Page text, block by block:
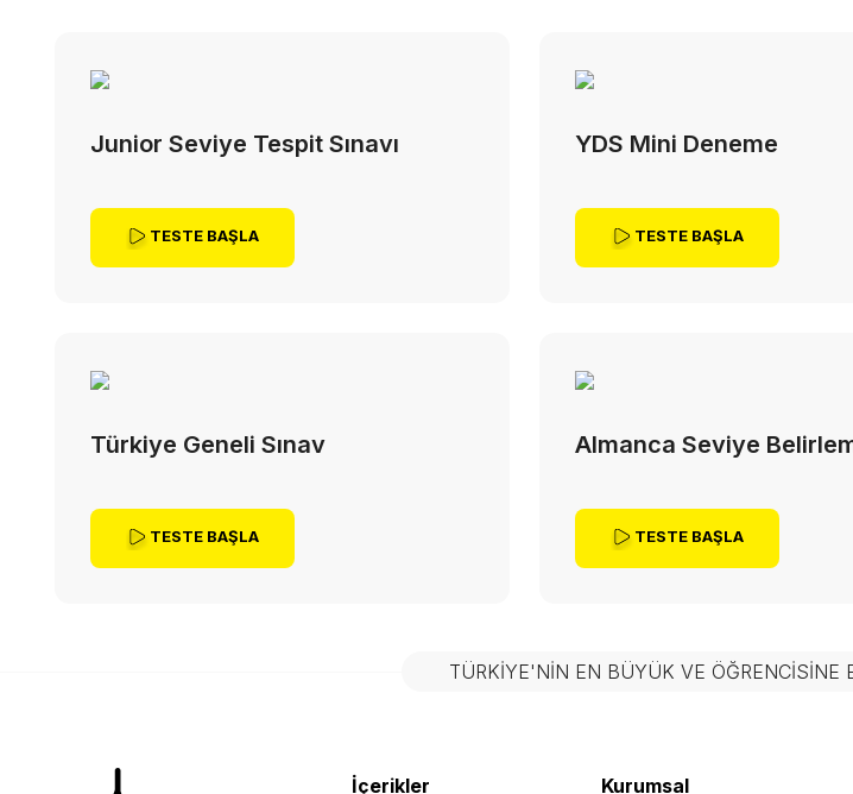
Junior Seviye Tespit Sınavı
TESTE BAŞLA
YDS Mini Deneme
TESTE BAŞLA
Türkiye Geneli Sınav
TESTE BAŞLA
Almanca Seviye
TESTE BAŞLA
TÜRKIYE'NIN EN BÜYÜK VE ÖĞRENCISINE
İçerikler Kurumsal